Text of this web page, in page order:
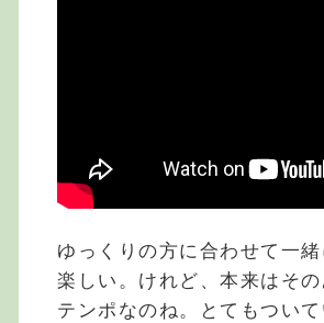
ゆっくりの方に合わせて一
楽しい。けれど、本来はそ
テンポなのね。とてもつい